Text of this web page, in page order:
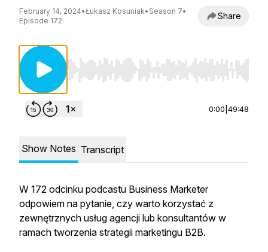
February 14, 2024•Łukasz Kosuniak• Season 7•
Episode 172
Share
Use Left/Right to seek, Home/End to jump
0:00 49:48
Show Notes Transcript
W 172 odcinku podcastu Business Marketer
odpowiem na pytanie, czy warto korzystać z
zewnętrznych usług agencji lub konsultantów w
ramach tworzenia strategii marketingu B2B.